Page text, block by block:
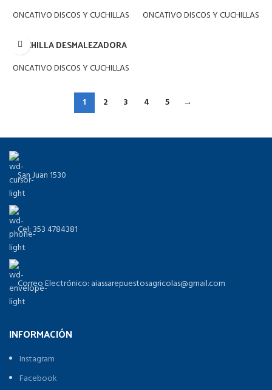
ONCATIVO DISCOS Y CUCHILLAS ONCATIVO DISCOS Y CUCHILLAS
CUCHILLA DESMALEZADORA
ONCATIVO DISCOS Y CUCHILLAS
1 2 3 4 5 →
San Juan 1530
Cel: 353 4784381
Correo Electrónico: aiassarepuestosagricolas@gmail.com
INFORMACIÓN
Instagram
Facebook